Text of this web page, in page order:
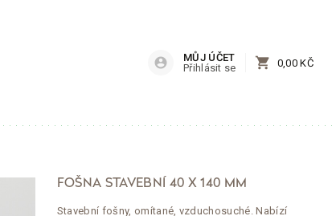
account_circle
MŮJ ÚČET
Přihlásit se
shopping_cart 0,00 KČ
FOŠNA STAVEBNÍ 40 X 140 MM
Stavební fošny, omítané, vzduchosuché. Nabízí